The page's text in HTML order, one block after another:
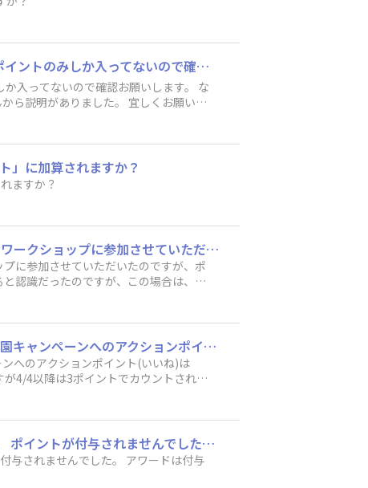
12月のWS、GWS✖️2回、WS✖️2回の合計4回参加してるのですがポイントが3回分の1500ポイントのみしか入ってないので確認お願いします。 なお、GWSの2回の内の１回は予約無しで参加出来るものでしたがWSポイントは入るとアドバイザーさんから説明がありました。 宜しくお願いいたします。
入ってないので確認お願いします。 な
ら説明がありました。 宜しくお願いい
」に加算されますか？
ますか？
お世話になっております。 DIYポイントですが、8月7日店舗に空きを確認して、娘と2人でワークショップに参加させていただいたのですが、ポイントが入ってないようです。 1人分は、特典を使ったので入らないと思うのですが、もう1人分は入ると認識だったのですが、この場合は、入らないのでしょうか？お手数ですが、確認お願い致します。
に参加させていただいたのですが、ポ
認識だったのですが、この場合は、入
お世話になっております DIYポイントのアクションポイントについて お伺いします 家庭菜園キャンペーンへのアクションポイント(いいね)は 一回につき3ポイントでしょうか？ 私の履歴では4/1〜4/3までは1ポイントでカウントされていたのですが4/4以降は3ポイントでカウントされています どちらが正しいのでしょうか？
へのアクションポイント(いいね)は
4/4以降は3ポイントでカウントされて
すいません。 先ほどみんなに質問にしてしまいました。 2025アワードに投稿しましたが、 ポイントが付与されませんでした。 アワードは付与されないのでしょうか？ 教えてください。
与されませんでした。 アワードは付与